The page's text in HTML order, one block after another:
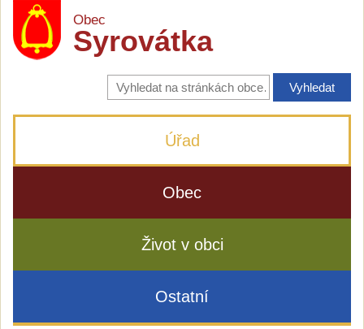
Obec
Syrovátka
Vyhledávání
na
stránkách
Úřad
Obec
Život v obci
Ostatní